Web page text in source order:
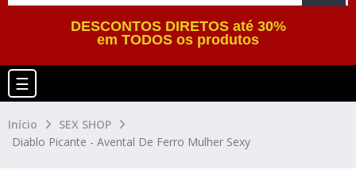
DESCONTOS DIRETOS até 30%
em TODOS os produtos
Toggle navigation
☰
Início
SEX SHOP
Diablo Picante - Avental De Ferro Mulher Sexy